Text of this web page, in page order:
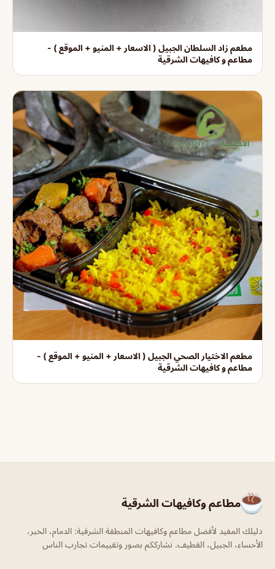
مطعم زاد السلطان الجبيل ( الاسعار + المنيو + الموقع ) -
مطاعم و كافيهات الشرقية
مطعم الاختيار الصحي الجبيل ( الاسعار + المنيو + الموقع ) -
مطاعم و كافيهات الشرقية
مطاعم وكافيهات الشرقية
دليلك المفيد لأفضل مطاعم وكافيهات المنطقة الشرقية: الدمام، الخبر،
الأحساء، الجبيل، القطيف. نشارككم بصور وتقييمات تجارب الناس